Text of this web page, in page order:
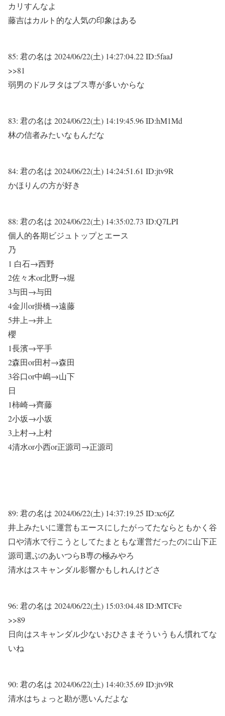
カリすんなよ
藤吉はカルト的な人気の印象はある
85: 君の名は 2024/06/22(土) 14:27:04.22 ID:5faaJ
>>81
弱男のドルヲタはブス専が多いからな
83: 君の名は 2024/06/22(土) 14:19:45.96 ID:hM1Md
林の信者みたいなもんだな
84: 君の名は 2024/06/22(土) 14:24:51.61 ID:jtv9R
かほりんの方が好き
88: 君の名は 2024/06/22(土) 14:35:02.73 ID:Q7LPI
個人的各期ビジュトップとエース
乃
1 白石→西野
2佐々木or北野→堀
3与田→与田
4金川or掛橋→遠藤
5井上→井上
櫻
1長濱→平手
2森田or田村→森田
3谷口or中嶋→山下
日
1柿崎→齊藤
2小坂→小坂
3上村→上村
4清水or小西or正源司→正源司
89: 君の名は 2024/06/22(土) 14:37:19.25 ID:xc6jZ
井上みたいに運営もエースにしたがってたならともかく谷
口や清水で行こうとしてたまともな運営だったのに山下正
源司選ぶのあいつらB専の極みやろ
清水はスキャンダル影響かもしれんけどさ
96: 君の名は 2024/06/22(土) 15:03:04.48 ID:MTCFe
>>89
日向はスキャンダル少ないおひさまそういうもん慣れてな
いね
90: 君の名は 2024/06/22(土) 14:40:35.69 ID:jtv9R
清水はちょっと勘が悪いんだよな